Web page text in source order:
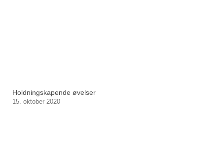
Holdningskapende øvelser
15. oktober 2020